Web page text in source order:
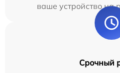
ваше устройство на
Срочный